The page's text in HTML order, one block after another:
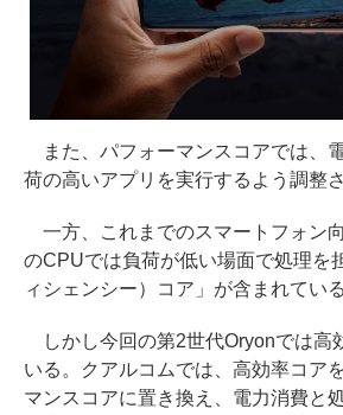
また、パフォーマンスコアでは、
荷の高いアプリを実行するよう調整
一方、これまでのスマートフォン
のCPUでは負荷が低い場面で処理を
ィシェンシー）コア」が含まれている
しかし今回の第2世代Oryonでは高
いる。クアルコムでは、高効率コア
マンスコアに置き換え、電力消費と